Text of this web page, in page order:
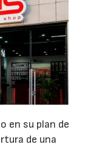
en su plan de
de una